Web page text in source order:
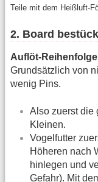
Teile mit dem Heißluft-
2. Board
Auflöt-
Grundsätzlich von
wenig Pins.
Also zuerst die
Kleinen.
Vogelfutter
Höheren nach
hinlegen und
Gefahr). Mit